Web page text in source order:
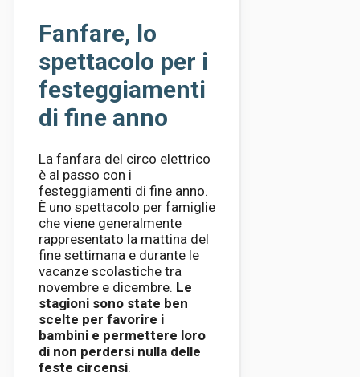
Fanfare, lo
spettacolo per i
festeggiamenti
di fine anno
La fanfara del circo elettrico
è al passo con i
festeggiamenti di fine anno.
È uno spettacolo per famiglie
che viene generalmente
rappresentato la mattina del
fine settimana e durante le
vacanze scolastiche tra
novembre e dicembre. Le
stagioni sono state ben
scelte per favorire i
bambini e permettere loro
di non perdersi nulla delle
feste circensi.